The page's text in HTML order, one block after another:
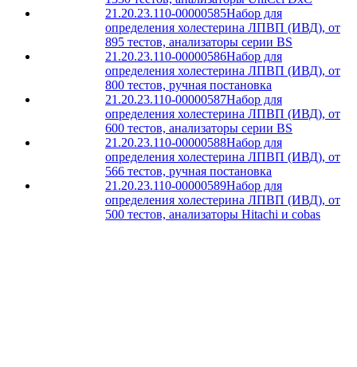
21.20.23.110-00000585Набор для
определения холестерина ЛПВП (ИВД), от
895 тестов, анализаторы серии BS
21.20.23.110-00000586Набор для
определения холестерина ЛПВП (ИВД), от
800 тестов, ручная постановка
21.20.23.110-00000587Набор для
определения холестерина ЛПВП (ИВД), от
600 тестов, анализаторы серии BS
21.20.23.110-00000588Набор для
определения холестерина ЛПВП (ИВД), от
566 тестов, ручная постановка
21.20.23.110-00000589Набор для
определения холестерина ЛПВП (ИВД), от
500 тестов, анализаторы Hitachi и cobas